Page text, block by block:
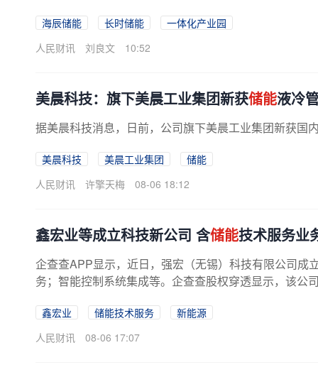
海辰储能 长时储能
一体化产业园
人民财讯
刘良文 10:52
美晨科技：旗下美晨工业集团新获储能液冷
据美晨科技消息，日前，公司旗下美晨工业集团新获国
美晨科技 美晨工业集团
储能
人民财讯
许擎天梅 08-06 18:12
鑫宏业等成立科技新公司 含储能技术服务业
企查查APP显示，近日，强宏（无锡）科技有限公司成
务；智能控制系统集成等。企查查股权穿透显示，该公
鑫宏业 储能技术服务
新能源
人民财讯
08-06 17:07